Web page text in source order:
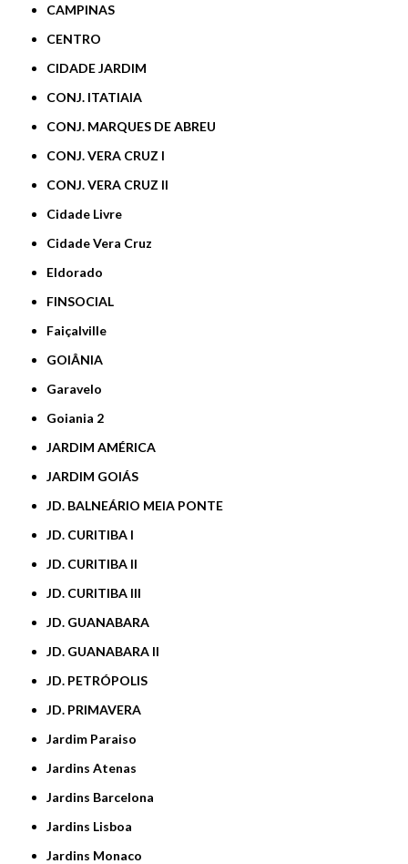
CAMPINAS
CENTRO
CIDADE JARDIM
CONJ. ITATIAIA
CONJ. MARQUES DE ABREU
CONJ. VERA CRUZ I
CONJ. VERA CRUZ II
Cidade Livre
Cidade Vera Cruz
Eldorado
FINSOCIAL
Faiçalville
GOIÂNIA
Garavelo
Goiania 2
JARDIM AMÉRICA
JARDIM GOIÁS
JD. BALNEÁRIO MEIA PONTE
JD. CURITIBA I
JD. CURITIBA II
JD. CURITIBA III
JD. GUANABARA
JD. GUANABARA II
JD. PETRÓPOLIS
JD. PRIMAVERA
Jardim Paraiso
Jardins Atenas
Jardins Barcelona
Jardins Lisboa
Jardins Monaco